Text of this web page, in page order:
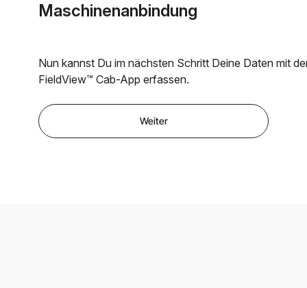
Maschinenanbindung
Nun kannst Du im nächsten Schritt Deine Daten mit
FieldView™ Cab-App erfassen.
Weiter